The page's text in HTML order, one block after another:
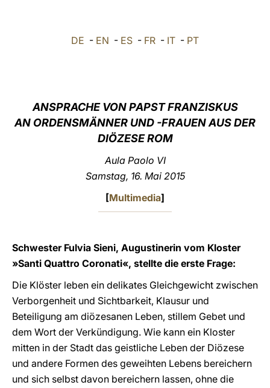
العربيّة DE - EN - ES - FR - IT - PT
ANSPRACHE VON PAPST FRANZISKUS
AN ORDENSMÄNNER UND -FRAUEN AUS DER
DIÖZESE ROM
Aula Paolo VI
Samstag, 16. Mai 2015
[Multimedia]
Schwester Fulvia Sieni, Augustinerin vom Kloster
»Santi Quattro Coronati«, stellte die erste Frage:
Die Klöster leben ein delikates Gleichgewicht zwischen
Verborgenheit und Sichtbarkeit, Klausur und
Beteiligung am diözesanen Leben, stillem Gebet und
dem Wort der Verkündigung. Wie kann ein Kloster
mitten in der Stadt das geistliche Leben der Diözese
und andere Formen des geweihten Lebens bereichern
und sich selbst davon bereichern lassen, ohne die